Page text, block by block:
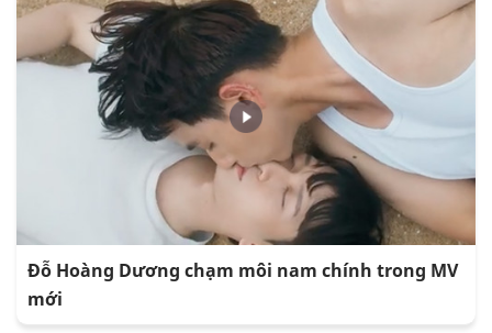
Đỗ Hoàng Dương chạm môi nam chính trong MV
mới